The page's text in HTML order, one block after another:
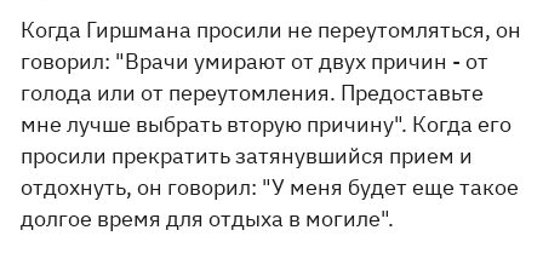
Когда Гиршмана просили не переутомляться, он
говорил: "Врачи умирают от двух причин - от
голода или от переутомления. Предоставьте
мне лучше выбрать вторую причину". Когда его
просили прекратить затянувшийся прием и
отдохнуть, он говорил: "У меня будет еще такое
долгое время для отдыха в могиле".